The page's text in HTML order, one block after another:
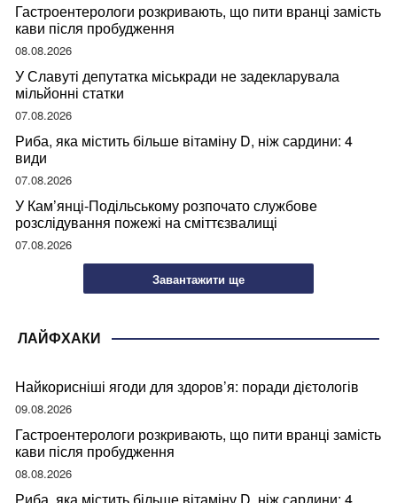
Гастроентерологи розкривають, що пити вранці замість
кави після пробудження
08.08.2026
У Славуті депутатка міськради не задекларувала
мільйонні статки
07.08.2026
Риба, яка містить більше вітаміну D, ніж сардини: 4
види
07.08.2026
У Кам’янці-Подільському розпочато службове
розслідування пожежі на сміттєзвалищі
07.08.2026
Завантажити ще
ЛАЙФХАКИ
Найкорисніші ягоди для здоров’я: поради дієтологів
09.08.2026
Гастроентерологи розкривають, що пити вранці замість
кави після пробудження
08.08.2026